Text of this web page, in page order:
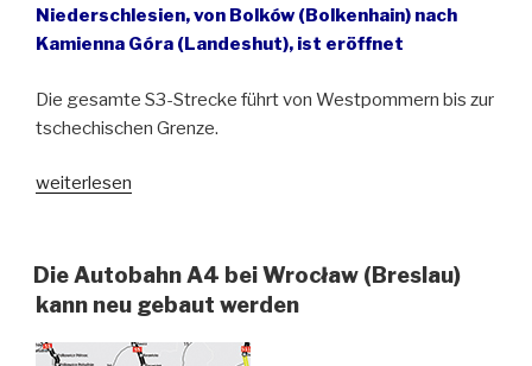
Niederschlesien, von Bolków (Bolkenhain) nach
Kamienna Góra (Landeshut), ist eröffnet
Die gesamte S3-Strecke führt von Westpommern bis zur
tschechischen Grenze.
„Nord-
durch
die
ist
weiterlesen
Die Autobahn A4 bei Wrocław (Breslau)
kann neu gebaut werden